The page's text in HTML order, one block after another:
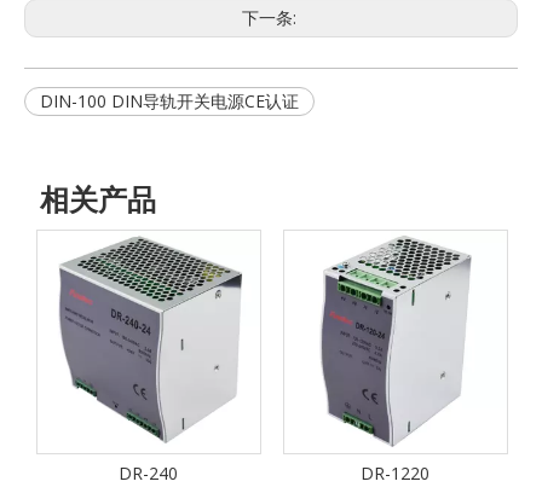
下一条:
DIN-100 DIN导轨开关电源CE认证
相关产品
DR-240 DR-1220